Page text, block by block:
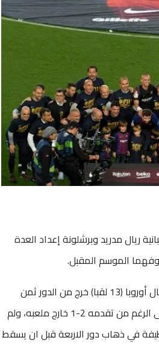
ريال مدريد وبرشلونة إعداد العدة
الموسم المقبل.
وكان ريال مدريد حامل الرقم القياسي في عدد الألقاب في مسابقة دوري أبطال أوروبا (13 لقبا) خرج من الدور ثمن
النهائي بخسارته القاسية على ملعبه امام اياكس امستردام الهولندي 1-4 على الرغم من تقدمه 2-1 خارج ملعبه، ولم
في ذهاب دور الاربعة قبل ان يسقط